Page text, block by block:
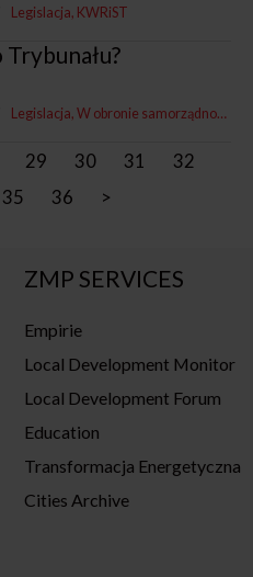
Legislacja KWRiST
Legislacja W obronie samorządności
29 30 31
32
35 36 >
ZMP SERVICES
Empirie
Local Development Monitor
Local Development Forum
Education
Transformacja Energetyczna
Cities Archive